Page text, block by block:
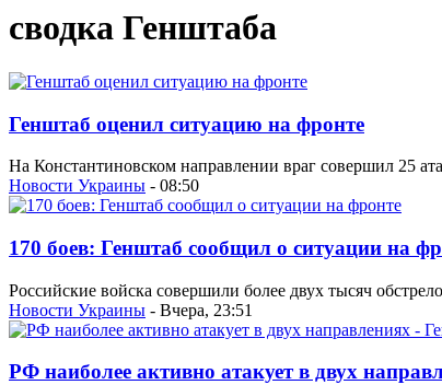
сводка Генштаба
Генштаб оценил ситуацию на фронте
На Константиновском направлении враг совершил 25
Новости Украины - 08:50
170 боев: Генштаб сообщил о ситуации на
Российские войска совершили более двух тысяч
Новости Украины - Вчера, 23:51
РФ наиболее активно атакует в двух